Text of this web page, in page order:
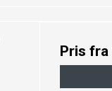
Pris fra